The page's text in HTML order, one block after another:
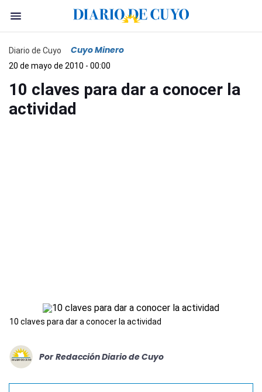
Diario de Cuyo Cuyo Minero
20 de mayo de 2010 - 00:00
10 claves para dar a conocer la
actividad
10 claves para dar a conocer la actividad
Por Redacción Diario de Cuyo